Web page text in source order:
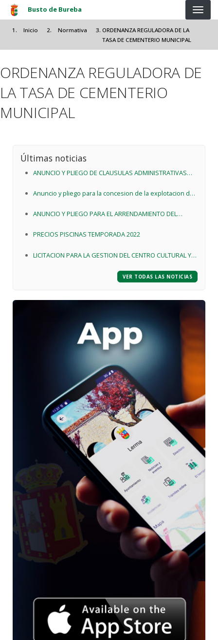
Pasar al contenido principal
Busto de Bureba
Inicio Normativa
ORDENANZA REGULADORA DE LA
TASA DE CEMENTERIO MUNICIPAL
ORDENANZA REGULADORA DE
LA TASA DE CEMENTERIO
MUNICIPAL
Últimas noticias
ANUNCIO Y PLIEGO DE CLAUSULAS ADMINISTRATIVAS
ARRENDAMIENTO DEL LOCALPARA DESTINARLO A
Anuncio y pliego para la concesion de la explotacion de
Bureba
ANUNCIO Y PLIEGO PARA EL ARRENDAMIENTO DEL
BUREBA
PRECIOS PISCINAS TEMPORADA 2022
LICITACION PARA LA GESTION DEL CENTRO CULTURAL Y
VER TODAS LAS NOTICIAS